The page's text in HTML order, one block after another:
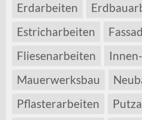
Erdarbeiten
Estricharbeiten
Fliesenarbeiten
Mauerwerksbau
Pflasterarbeiten